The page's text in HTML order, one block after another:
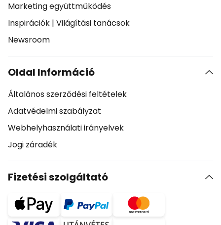
Marketing együttműködés
Inspirációk | Világítási tanácsok
Newsroom
Oldal Információ
Általános szerződési feltételek
Adatvédelmi szabályzat
Webhelyhasználati irányelvek
Jogi záradék
Fizetési szolgáltató